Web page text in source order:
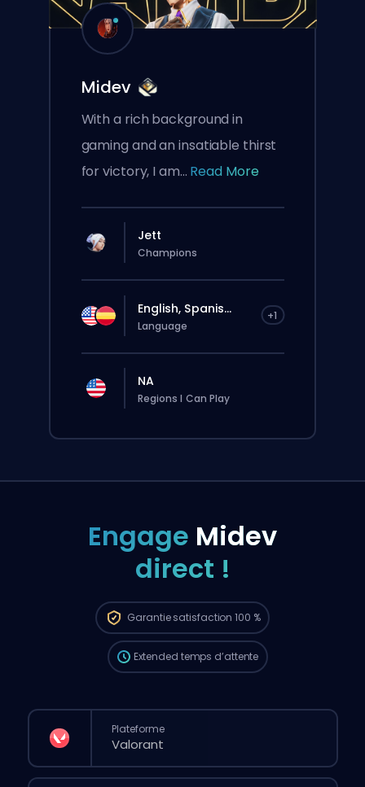
Midev
With a rich background in
gaming and an insatiable thirst
for victory, I am... Read More
Jett
Champions
English, Spanis... +1
Language
NA
Regions I Can Play
Engage Midev
direct !
Garantiesatisfaction 100 %
La commande sera automatiquement
attribuée à ce booster, donc le temps
passais une commande classique via le
site.
Extended temps d’attente
Plateforme